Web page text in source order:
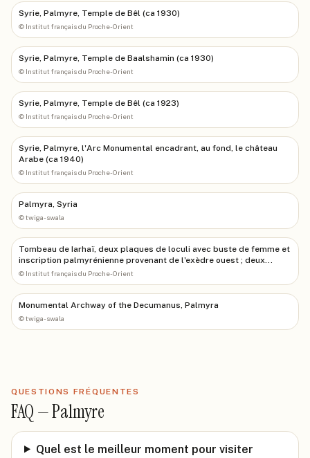
Syrie, Palmyre, Temple de Bêl (ca 1930)
© Institut français du Proche-Orient
Syrie, Palmyre, Temple de Baalshamin (ca 1930)
© Institut français du Proche-Orient
Syrie, Palmyre, Temple de Bêl (ca 1923)
© Institut français du Proche-Orient
Syrie, Palmyre, l'Arc Monumental encadrant, au fond, le château
Arabe (ca 1940)
© Institut français du Proche-Orient
Palmyra, Syria
©twiga-swala
Tombeau de Iarhaï, deux plaques de loculi avec buste de femme et
inscription palmyrénienne provenant de l'exèdre ouest ; deux
bustes féminin, texte araméen illisible (Palmyre, Syrie)
© Institut français du Proche-Orient
Monumental Archway of the Decumanus, Palmyra
©twiga-swala
QUESTIONS FRÉQUENTES
FAQ —Palmyre
Quel est le meilleur moment pour visiter